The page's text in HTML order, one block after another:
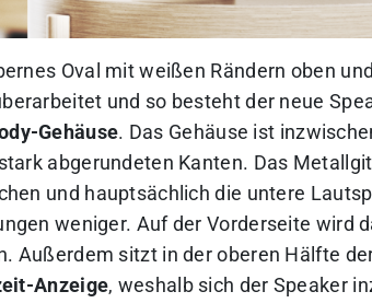
Oval mit weißen Rändern oben
und so besteht der neue
Gehäuse. Das Gehäuse ist
abgerundeten Kanten. Das
und hauptsächlich die untere
weniger. Auf der Vorderseite wird
Außerdem sitzt in der oberen Hälfte
Anzeige, weshalb sich der Speaker